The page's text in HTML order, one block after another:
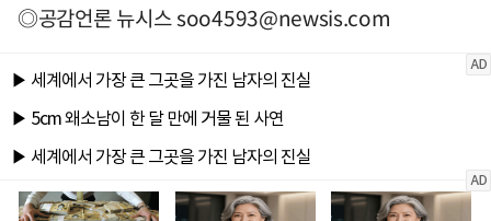
◎공감언론 뉴시스soo4593@newsis.com